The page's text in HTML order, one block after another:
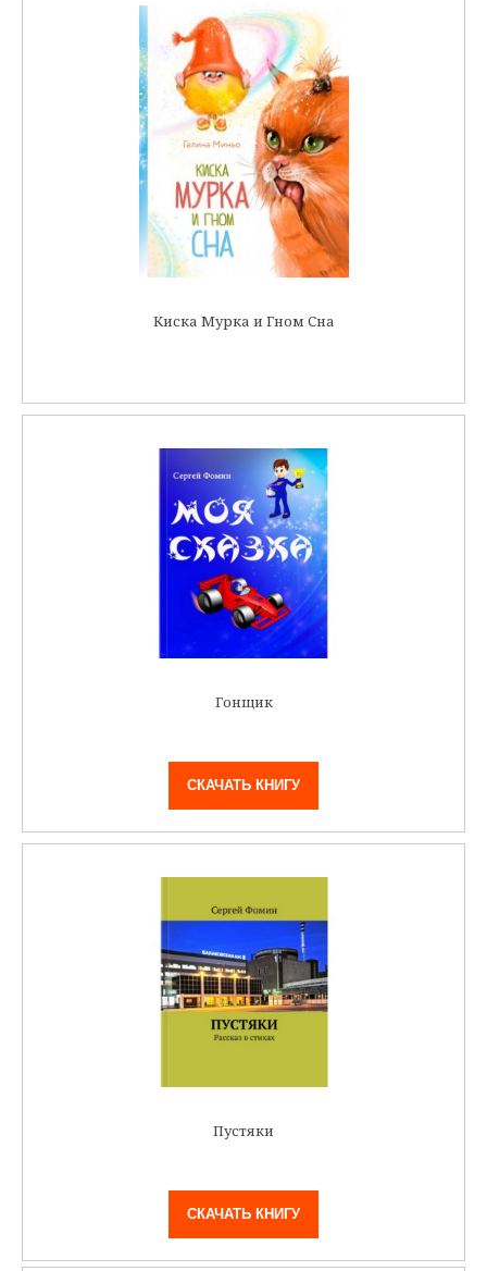
Киска Мурка и Гном Сна
Гонщик
СКАЧАТЬ КНИГУ
Пустяки
СКАЧАТЬ КНИГУ